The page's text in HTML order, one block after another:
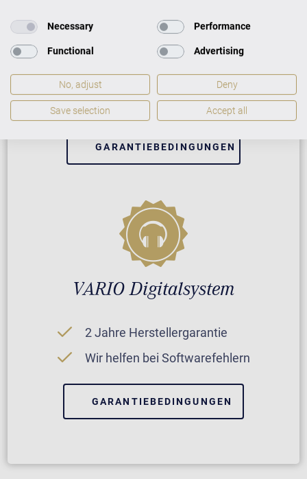
Neuinstrument
5 Jahre Herstellergarantie
Reparatur durch Fachleute
GARANTIEBEDINGUNGEN
VARIO Digitalsystem
2 Jahre Herstellergarantie
Wir helfen bei Softwarefehlern
GARANTIEBEDINGUNGEN
Necessary Performance
Functional Advertising
No, adjust Deny
Save selection Accept all